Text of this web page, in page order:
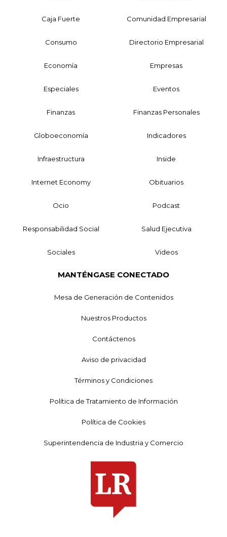
Caja Fuerte Comunidad Empresarial
Consumo Directorio Empresarial
Economía Empresas
Especiales Eventos
Finanzas Finanzas Personales
Globoeconomía Indicadores
Infraestructura Inside
Internet Economy Obituarios
Ocio Podcast
Responsabilidad Social Salud Ejecutiva
Sociales Videos
MANTÉNGASE CONECTADO
Mesa de Generación de Contenidos
Nuestros Productos
Contáctenos
Aviso de privacidad
Términos y Condiciones
Política de Tratamiento de Información
Política de Cookies
Superintendencia de Industria y Comercio